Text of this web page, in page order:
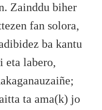
Zainddu biher
fan solora,
ba kantu
labero,
ta ama(k) jo